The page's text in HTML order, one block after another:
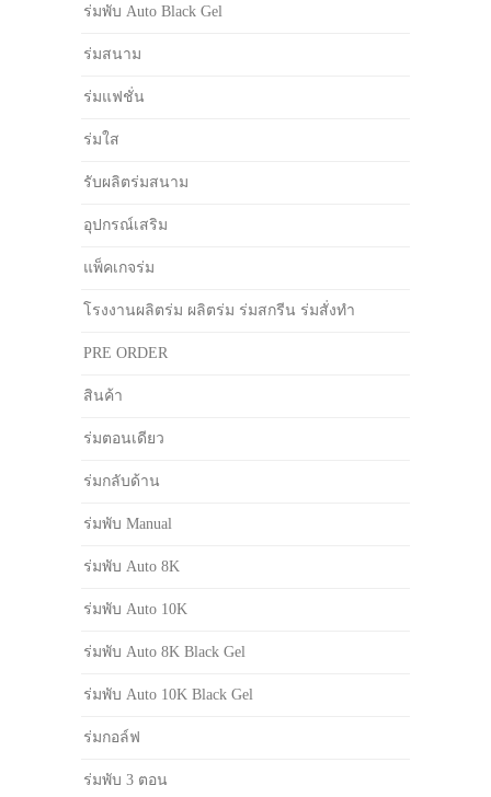
ร่มพับ Auto Black Gel
ร่มสนาม
ร่มแฟชั่น
ร่มใส
รับผลิตร่มสนาม
อุปกรณ์เสริม
แพ็คเกจร่ม
โรงงานผลิตร่ม ผลิตร่ม ร่มสกรีน ร่มสั่งทำ
PRE ORDER
สินค้า
ร่มตอนเดียว
ร่มกลับด้าน
ร่มพับ Manual
ร่มพับ Auto 8K
ร่มพับ Auto 10K
ร่มพับ Auto 8K Black Gel
ร่มพับ Auto 10K Black Gel
ร่มกอล์ฟ
ร่มพับ 3 ตอน